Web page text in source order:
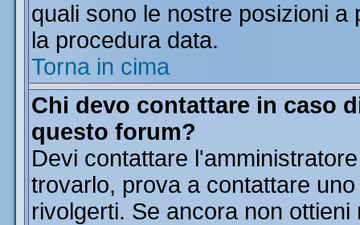
quali sono le nostre posizioni
la procedura data.
Torna in cima
Chi devo contattare in caso
questo forum?
Devi contattare
trovarlo, prova a contattare
rivolgerti. Se ancora non